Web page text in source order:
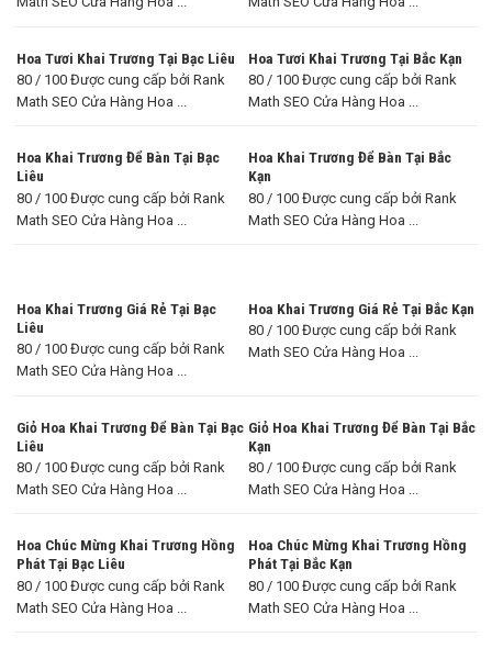
Hoa Tươi Khai Trương Tại Bạc Liêu
80 / 100 Được cung cấp bởi Rank
Math SEO Cửa Hàng Hoa ...
Hoa Tươi Khai Trương Tại Bắc Kạn
80 / 100 Được cung cấp bởi Rank
Math SEO Cửa Hàng Hoa ...
Hoa Khai Trương Để Bàn Tại Bạc
Liêu
80 / 100 Được cung cấp bởi Rank
Math SEO Cửa Hàng Hoa ...
Hoa Khai Trương Để Bàn Tại Bắc
Kạn
80 / 100 Được cung cấp bởi Rank
Math SEO Cửa Hàng Hoa ...
Hoa Khai Trương Giá Rẻ Tại Bạc
Liêu
80 / 100 Được cung cấp bởi Rank
Math SEO Cửa Hàng Hoa ...
Hoa Khai Trương Giá Rẻ Tại Bắc Kạn
80 / 100 Được cung cấp bởi Rank
Math SEO Cửa Hàng Hoa ...
Giỏ Hoa Khai Trương Để Bàn Tại Bạc
Liêu
80 / 100 Được cung cấp bởi Rank
Math SEO Cửa Hàng Hoa ...
Giỏ Hoa Khai Trương Để Bàn Tại Bắc
Kạn
80 / 100 Được cung cấp bởi Rank
Math SEO Cửa Hàng Hoa ...
Hoa Chúc Mừng Khai Trương Hồng
Phát Tại Bạc Liêu
80 / 100 Được cung cấp bởi Rank
Math SEO Cửa Hàng Hoa ...
Hoa Chúc Mừng Khai Trương Hồng
Phát Tại Bắc Kạn
80 / 100 Được cung cấp bởi Rank
Math SEO Cửa Hàng Hoa ...